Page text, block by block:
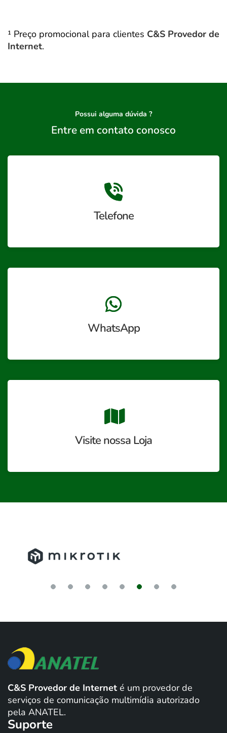
¹ Preço promocional para clientes C&S Provedor de
Internet.
Possui alguma dúvida ?
Entre em contato conosco
Telefone
WhatsApp
Visite nossa Loja
C&S Provedor de Internet é um provedor de
serviços de comunicação multimídia autorizado
pela ANATEL.
Suporte